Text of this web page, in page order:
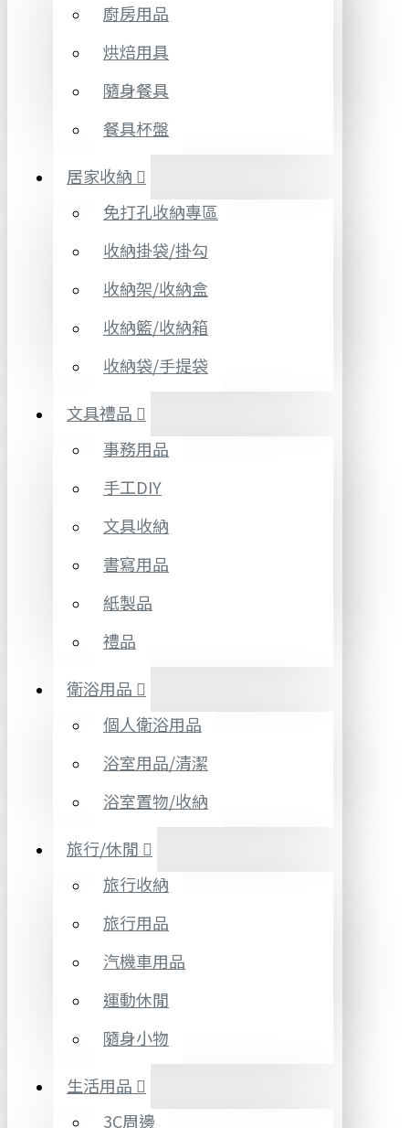
廚房用品
烘焙用具
隨身餐具
餐具杯盤
居家收納
免打孔收納專區
收納掛袋/掛勾
收納架/收納盒
收納籃/收納箱
收納袋/手提袋
文具禮品
事務用品
手工DIY
文具收納
書寫用品
紙製品
禮品
衛浴用品
個人衛浴用品
浴室用品/清潔
浴室置物/收納
旅行/休閒
旅行收納
旅行用品
汽機車用品
運動休閒
隨身小物
生活用品
3C周邊